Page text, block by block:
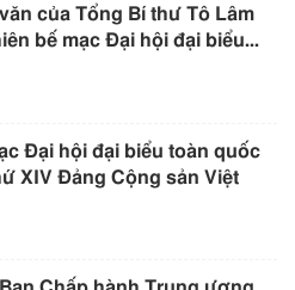
của Tổng Bí thư Tô Lâm
bế mạc Đại hội đại biểu...
Đại hội đại biểu toàn quốc
XIV Đảng Cộng sản Việt